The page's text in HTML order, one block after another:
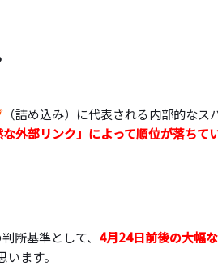
（詰め込み）に代表される内部的な
外部リンク」によって順位が落ちて
断基準として、 4月24日前後の大幅
ます。